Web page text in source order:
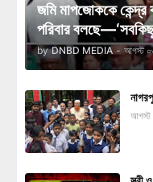
জমি মাপজোককে কেন্দ্র
পরিবার
by DNBD MEDIA - আগস্ট
আগস্ট